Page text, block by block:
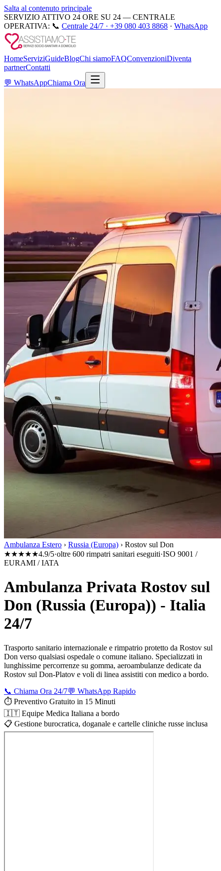
Salta al contenuto principale
SERVIZIO ATTIVO 24 ORE SU 24 — CENTRALE
OPERATIVA: 📞 Centrale 24/7 · +39 080 403 8868 · WhatsApp
HomeServiziGuideBlogChi siamoFAQConvenzioniDiventa
partnerContatti
💬 WhatsAppChiama Ora
Ambulanza Estero › Russia (Europa) › Rostov sul Don
★★★★★4.9/5·oltre 600 rimpatri sanitari eseguiti·ISO 9001 /
EURAMI / IATA
Ambulanza Privata Rostov sul
Don (Russia (Europa)) - Italia
24/7
Trasporto sanitario internazionale e rimpatrio protetto da Rostov sul
Don verso qualsiasi ospedale o comune italiano. Specializzati in
lunghissime percorrenze su gomma, aeroambulanze dedicate da
Rostov sul Don-Platov e voli di linea assistiti con medico a bordo.
📞 Chiama Ora 24/7💬 WhatsApp Rapido
⏱️ Preventivo Gratuito in 15 Minuti
🇮🇹 Equipe Medica Italiana a bordo
📋 Gestione burocratica, doganale e cartelle cliniche russe inclusa